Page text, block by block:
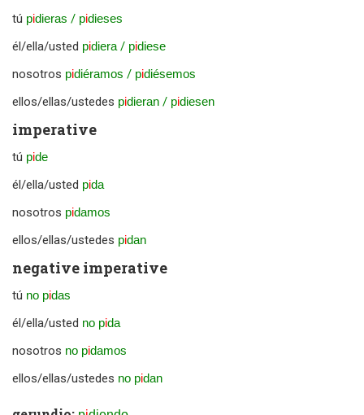
tú pidieras / pidieses
él/ella/usted pidiera/ pidiese
nosotros pidiéramos / pidiésemos
ellos/ellas/ustedes pidieran / pidiesen
imperative
tú pide
él/ella/usted pida
nosotros pidamos
ellos/ellas/ustedes pidan
negative imperative
tú no pidas
él/ella/usted no pida
nosotros no pidamos
ellos/ellas/ustedes no pidan